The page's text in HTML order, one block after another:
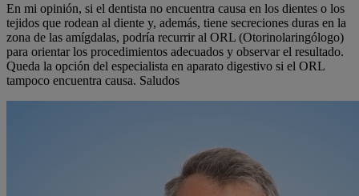
En mi opinión, si el dentista no encuentra causa en los dientes o los
tejidos que rodean al diente y, además, tiene secreciones duras en la
zona de las amígdalas, podría recurrir al ORL (Otorinolaringólogo)
para orientar los procedimientos adecuados y observar el resultado.
Queda la opción del especialista en aparato digestivo si el ORL
tampoco encuentra causa. Saludos